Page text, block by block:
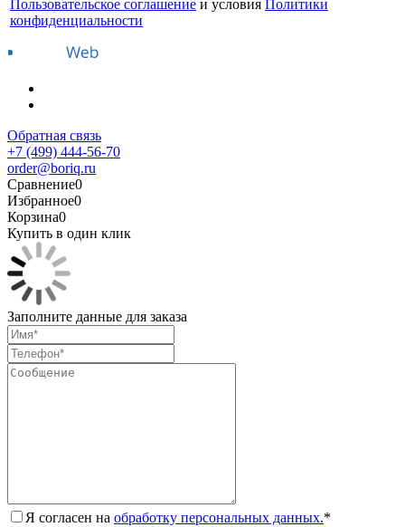
Пользовательское соглашение и условия Политики
конфиденциальности
Обратная связь
+7 (499) 444-56-70
order@boriq.ru
Сравнение0
Избранное0
Корзина0
Купить в один клик
Заполните данные для заказа
Я согласен на обработку персональных данных.*